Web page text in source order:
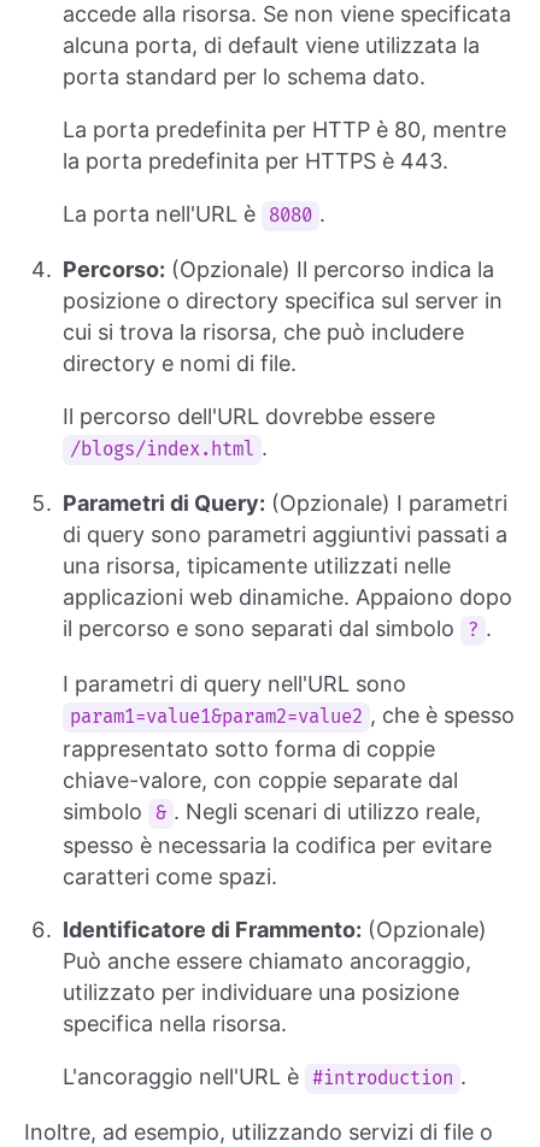
accede alla risorsa. Se non viene specificata
alcuna porta, di default viene utilizzata la
porta standard per lo schema dato.
La porta predefinita per HTTP è 80, mentre
la porta predefinita per HTTPS è 443.
La porta nell'URL è 8080 .
Percorso: (Opzionale) Il percorso indica la
posizione o directory specifica sul server in
cui si trova la risorsa, che può includere
directory e nomi di file.
Il percorso dell'URL dovrebbe essere
/blogs/index.html .
Parametri di Query: (Opzionale) I parametri
di query sono parametri aggiuntivi passati a
una risorsa, tipicamente utilizzati nelle
applicazioni web dinamiche. Appaiono dopo
il percorso e sono separati dal simbolo
? .
I parametri di query nell'URL sono
param1=value1&param2=value2 , che è spesso
rappresentato sotto forma di coppie
chiave-valore, con coppie separate dal
simbolo
& . Negli scenari di utilizzo reale,
spesso è necessaria la codifica per evitare
caratteri come spazi.
Identificatore di Frammento: (Opzionale)
Può anche essere chiamato ancoraggio,
utilizzato per individuare una posizione
specifica nella risorsa.
L'ancoraggio nell'URL è #introduction .
Inoltre, ad esempio, utilizzando servizi di file o